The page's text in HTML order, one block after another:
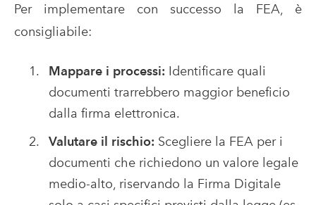
Per implementare con successo la FEA, è
consigliabile:
Mappare i processi: Identificare quali
documenti trarrebbero maggior beneficio
dalla firma elettronica.
Valutare il rischio: Scegliere la FEA per i
documenti che richiedono un valore legale
medio-alto, riservando la Firma Digitale